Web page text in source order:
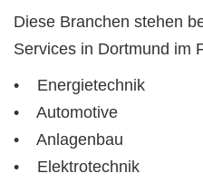
Diese Branchen stehen
Services in Dortmund im
• Energietechnik
• Automotive
• Anlagenbau
• Elektrotechnik